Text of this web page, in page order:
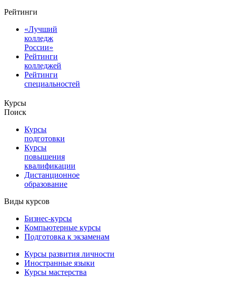
Рейтинги
«Лучший
колледж
России»
Рейтинги
колледжей
Рейтинги
специальностей
Курсы
Поиск
Курсы
подготовки
Курсы
повышения
квалификации
Дистанционное
образование
Виды курсов
Бизнес-курсы
Компьютерные курсы
Подготовка к экзаменам
Курсы развития личности
Иностранные языки
Курсы мастерства